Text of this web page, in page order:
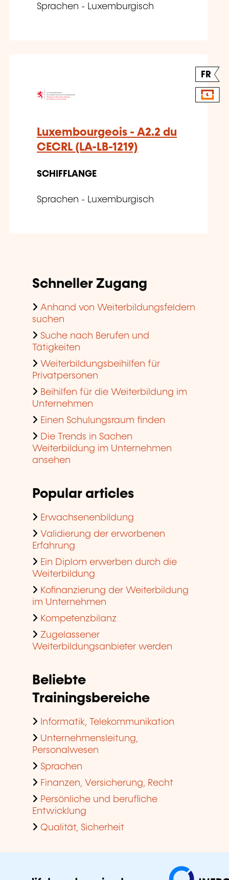
Sprachen - Luxemburgisch
FR
Luxembourgeois - A2.2 du
CECRL (LA-LB-1219)
SCHIFFLANGE
Sprachen - Luxemburgisch
Schneller Zugang
Anhand von Weiterbildungsfeldern
suchen
Suche nach Berufen und
Tätigkeiten
Weiterbildungsbeihilfen für
Privatpersonen
Beihilfen für die Weiterbildung im
Unternehmen
Einen Schulungsraum finden
Die Trends in Sachen
Weiterbildung im Unternehmen
ansehen
Popular articles
Erwachsenenbildung
Validierung der erworbenen
Erfahrung
Ein Diplom erwerben durch die
Weiterbildung
Kofinanzierung der Weiterbildung
im Unternehmen
Kompetenzbilanz
Zugelassener
Weiterbildungsanbieter werden
Beliebte
Trainingsbereiche
Informatik, Telekommunikation
Unternehmensleitung,
Personalwesen
Sprachen
Finanzen, Versicherung, Recht
Persönliche und berufliche
Entwicklung
Qualität, Sicherheit